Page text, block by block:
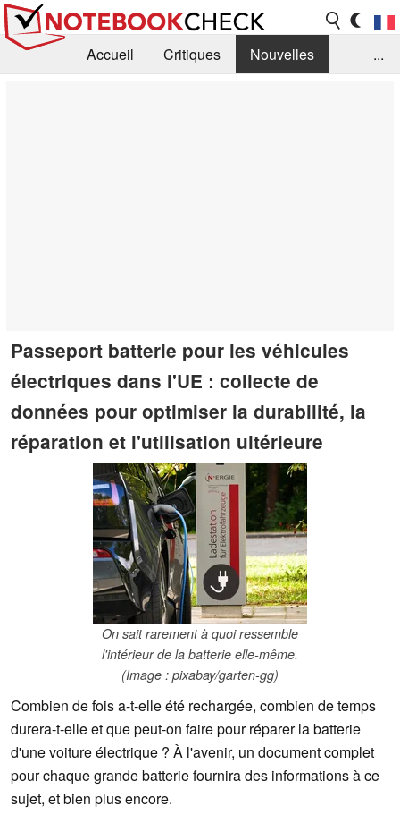
Accueil Critiques
Nouvelles
...
Passeport batterie pour les véhicules
électriques dans l'UE : collecte de
données pour optimiser la durabilité, la
réparation et l'utilisation ultérieure
On sait rarement à quoi ressemble
l'intérieur de la batterie elle-même.
(Image : pixabay/garten-gg)
Combien de fois a-t-elle été rechargée, combien de temps
durera-t-elle et que peut-on faire pour réparer la batterie
d'une voiture électrique ? À l'avenir, un document complet
pour chaque grande batterie fournira des informations à ce
sujet, et bien plus encore.